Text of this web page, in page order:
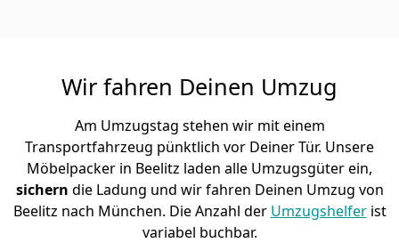
Wir fahren Deinen Umzug
Am Umzugstag stehen wir mit einem
Transportfahrzeug pünktlich vor Deiner Tür. Unsere
Möbelpacker in Beelitz laden alle Umzugsgüter ein,
sichern die Ladung und wir fahren Deinen Umzug von
Beelitz nach München. Die Anzahl der Umzugshelferist
variabel buchbar.